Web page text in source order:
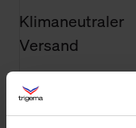
Klimaneutraler
Versand